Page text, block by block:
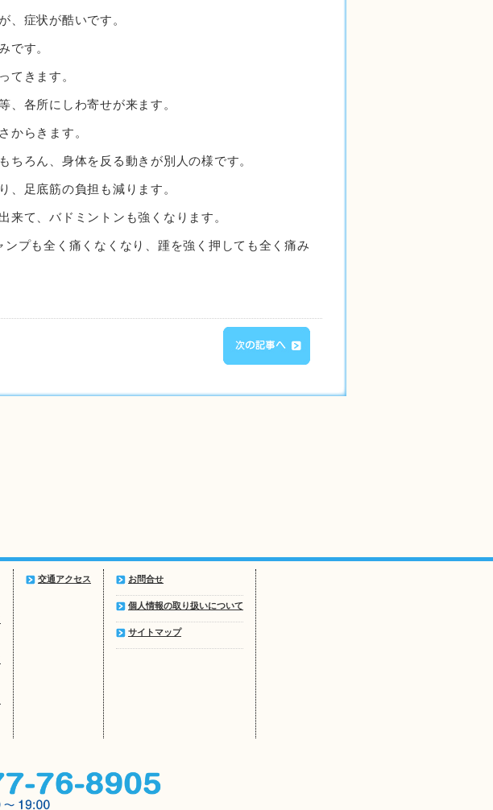
、症状が酷いです。
です。
てきます。
、各所にしわ寄せが来ます。
からきます。
ろん、身体を反る動きが別人の様です。
、足底筋の負担も減ります。
来て、バドミントンも強くなります。
プも全く痛くなくなり、踵を強く押しても全く痛み
交通アクセス お問合せ
個人情報の取り扱いについて
サイトマップ